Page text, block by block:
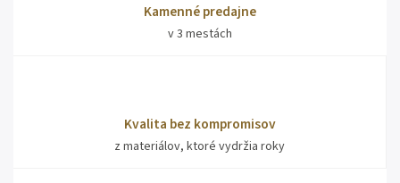
Kamenné predajne
v 3 mestách
Kvalita bez kompromisov
z materiálov, ktoré vydržia roky